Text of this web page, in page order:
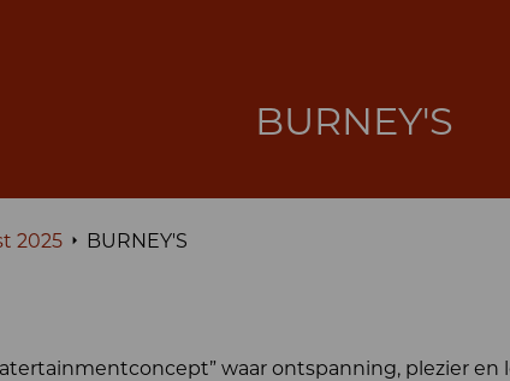
BURNEY'S
2025 BURNEY'S
waar ontspanning, plezier